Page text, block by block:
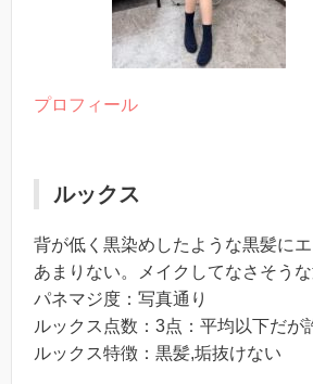
プロフィール
ルックス
背が低く黒染めしたような黒髪に
あまりない。メイクしてなさそうな
パネマジ度：写真通り
ルックス点数：3点：平均以下だが
ルックス特徴：黒髪,垢抜けない